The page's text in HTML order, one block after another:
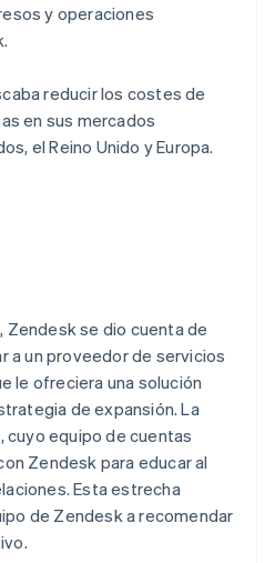
y operaciones
reducir los costes de
en sus mercados
el Reino Unido y Europa.
Zendesk se dio cuenta de
a un proveedor de servicios
le ofreciera una solución
de expansión. La
cuyo equipo de cuentas
Zendesk para educar al
Esta estrecha
de Zendesk a recomendar